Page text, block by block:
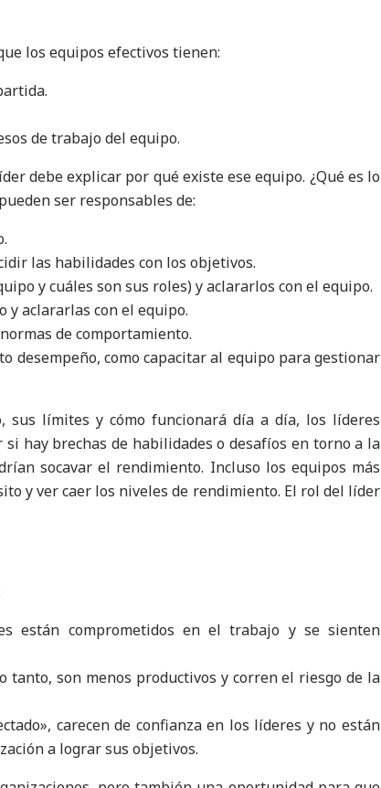
los equipos efectivos tienen:
de trabajo del equipo.
debe explicar por qué existe ese equipo. ¿Qué es lo
ser responsables de:
las habilidades con los objetivos.
y cuáles son sus roles) y aclararlos con el equipo.
y aclararlas con el equipo.
de comportamiento.
desempeño, como capacitar al equipo para gestionar
sus límites y cómo funcionará día a día, los líderes
hay brechas de habilidades o desafíos en torno a la
socavar el rendimiento. Incluso los equipos más
y ver caer los niveles de rendimiento. El rol del líder
están comprometidos en el trabajo y se sienten
tanto, son menos productivos y corren el riesgo de la
carecen de confianza en los líderes y no están
a lograr sus objetivos.